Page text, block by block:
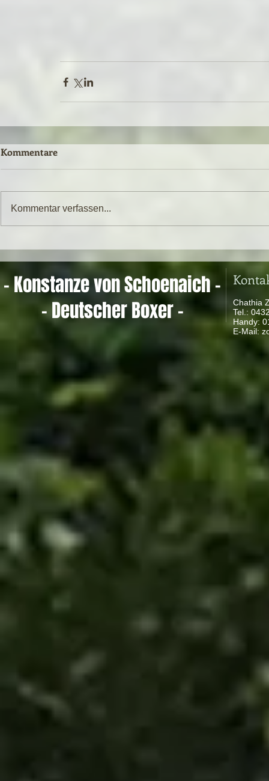
Kommentare
Kommentar verfassen...
- Konstanze von Schoenaich -
- Deutscher Boxer -
Chathia
Tel.:
Handy:
​ E-Mail: